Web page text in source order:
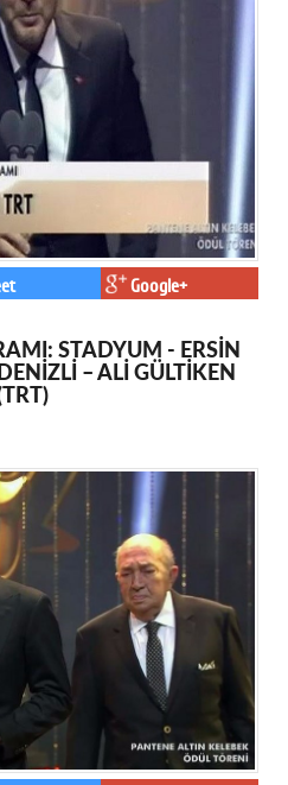
Google+
STADYUM - ERSİN
– ALİ GÜLTİKEN